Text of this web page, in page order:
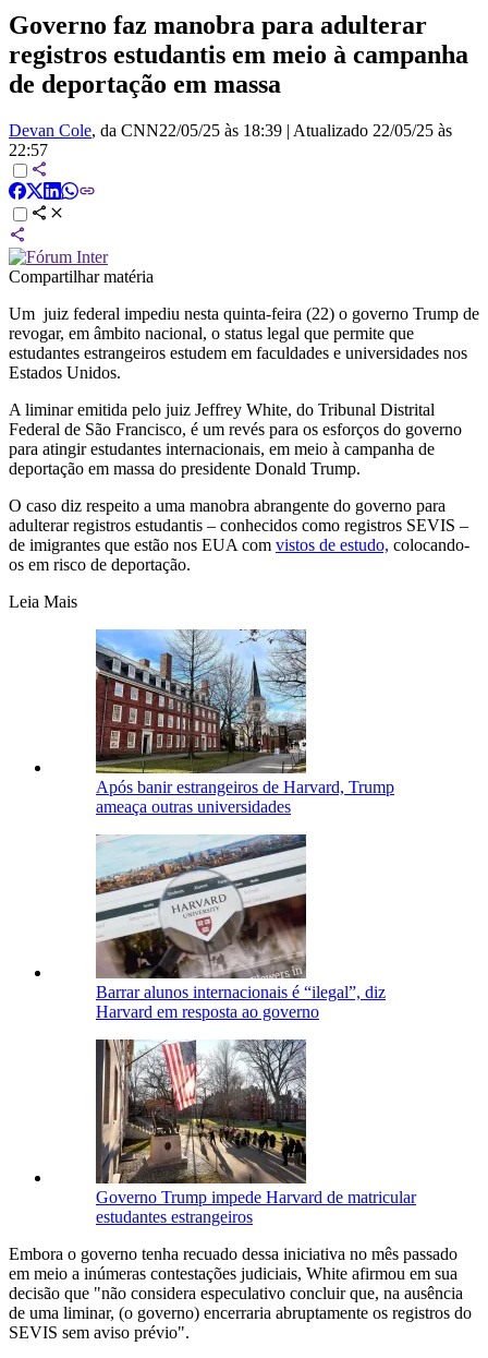
Governo faz manobra para adulterar
registros estudantis em meio à campanha
de deportação em massa
Devan Cole, da CNN22/05/25 às 18:39 | Atualizado 22/05/25 às
22:57
Compartilhar matéria
Um juiz federal impediu nesta quinta-feira (22) o governo Trump de
revogar, em âmbito nacional, o status legal que permite que
estudantes estrangeiros estudem em faculdades e universidades nos
Estados Unidos.
A liminar emitida pelo juiz Jeffrey White, do Tribunal Distrital
Federal de São Francisco, é um revés para os esforços do governo
para atingir estudantes internacionais, em meio à campanha de
deportação em massa do presidente Donald Trump.
O caso diz respeito a uma manobra abrangente do governo para
adulterar registros estudantis – conhecidos como registros SEVIS –
de imigrantes que estão nos EUA com vistos de estudo, colocando-
os em risco de deportação.
Leia Mais
Após banir estrangeiros de Harvard, Trump
ameaça outras universidades
Barrar alunos internacionais é “ilegal”, diz
Harvard em resposta ao governo
Governo Trump impede Harvard de matricular
estudantes estrangeiros
Embora o governo tenha recuado dessa iniciativa no mês passado
em meio a inúmeras contestações judiciais, White afirmou em sua
decisão que "não considera especulativo concluir que, na ausência
de uma liminar, (o governo) encerraria abruptamente os registros do
SEVIS sem aviso prévio".